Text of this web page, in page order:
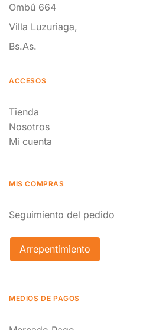
Ombú 664
Villa Luzuriaga,
Bs.As.
ACCESOS
Tienda
Nosotros
Mi cuenta
MIS COMPRAS
Seguimiento del pedido
Arrepentimiento
MEDIOS DE PAGOS